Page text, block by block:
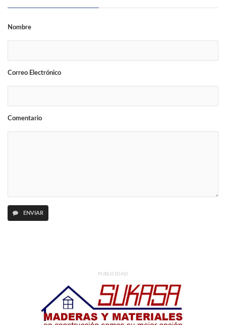
Nombre
Correo Electrónico
Comentario
ENVIAR
PUBLICIDAD